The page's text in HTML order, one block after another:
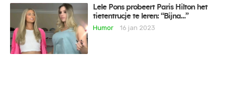
Lele Pons probeert Paris Hilton het
tietentrucje te leren: “Bijna…”
Humor
16 jan 2023